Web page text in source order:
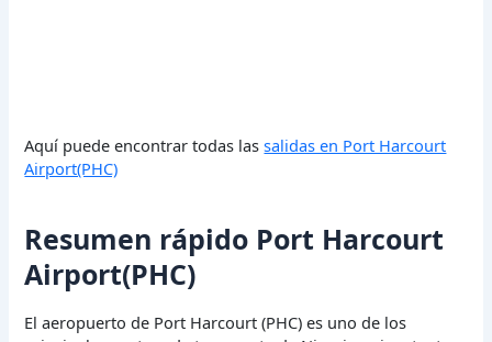
Aquí puede encontrar todas lassalidas en Port Harcourt
Airport(PHC)
Resumen rápido Port Harcourt
Airport(PHC)
El aeropuerto de Port Harcourt (PHC) es uno de los